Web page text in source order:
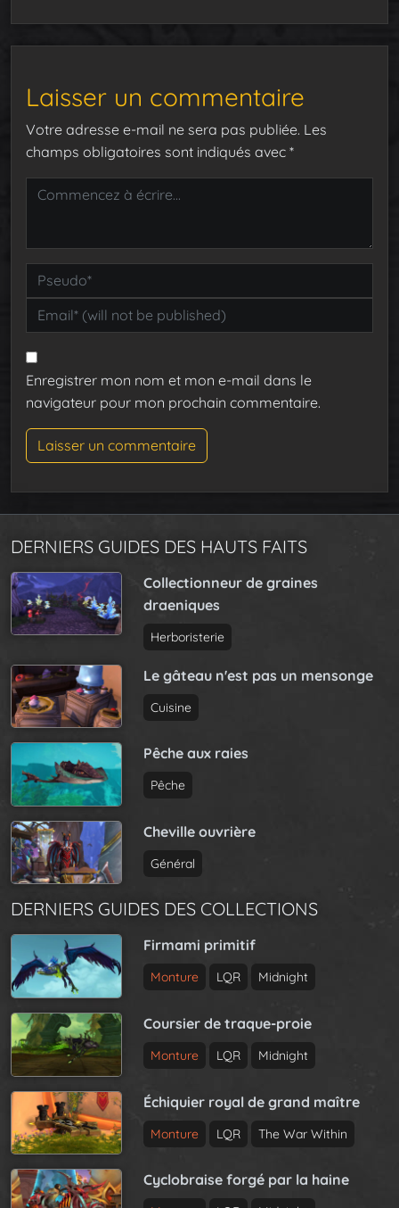
Laisser un commentaire
Votre adresse e-mail ne sera pas publiée. Les
champs obligatoires sont indiqués avec *
Enregistrer mon nom et mon e-mail dans le
navigateur pour mon prochain commentaire.
DERNIERS GUIDES DES HAUTS FAITS
Collectionneur de graines
draeniques
Herboristerie
Le gâteau n'est pas un mensonge
Cuisine
Pêche aux raies
Pêche
Cheville ouvrière
Général
DERNIERS GUIDES DES COLLECTIONS
Firmami primitif
Monture LQR Midnight
Coursier de traque-proie
Monture LQR Midnight
Échiquier royal de grand maître
Monture LQR The War Within
Cyclobraise forgé par la haine